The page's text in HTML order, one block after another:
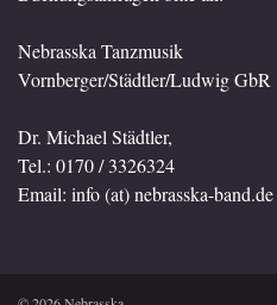
Nebrasska Tanzmusik
Vornberger/Städtler/Ludwig GbR
Dr. Michael Städtler,
Tel.: 0170 / 3326324
Email: info (at) nebrasska-band.de